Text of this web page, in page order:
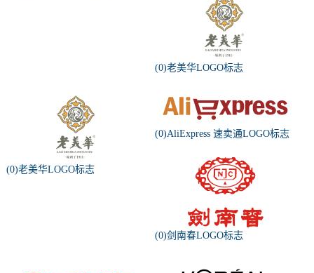
(0)老美华LOGO标志
(0)老美华LOGO标志
(0)AliExpress 速卖通LOGO标志
(0)剑南春LOGO标志